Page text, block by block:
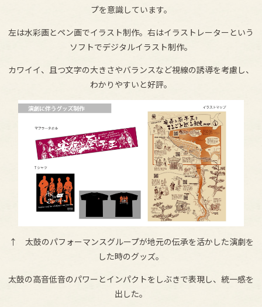
プを意識しています。
左は水彩画とペン画でイラスト制作。右はイラストレーターという
ソフトでデジタルイラスト制作。
カワイイ、且つ文字の大きさやバランスなど視線の誘導を考慮し、
わかりやすいと好評。
↑ 太鼓のパフォーマンスグループが地元の伝承を活かした演劇を
した時のグッズ。
太鼓の高音低音のパワーとインパクトをしぶきで表現し、統一感を
出した。